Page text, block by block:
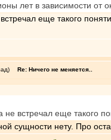
лет в зависимости от
еще такого
Re: Ничего не меняется..
не встречал еще такого
сущности нету. Про